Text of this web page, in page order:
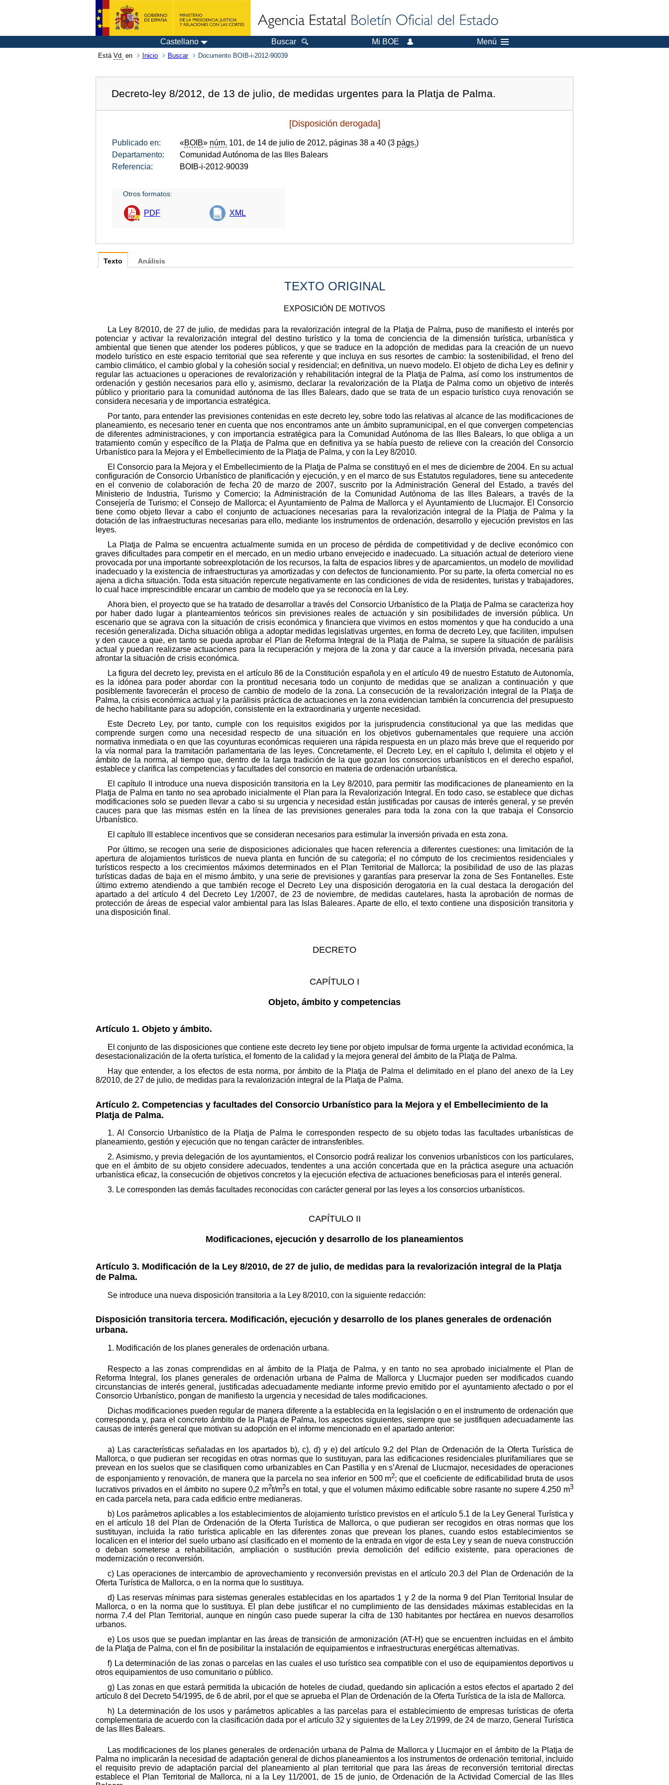
Castellano Buscar Mi BOE Menú
Está Vd. en Inicio Buscar Documento BOIB-i-2012-90039
Decreto-ley 8/2012, de 13 de julio, de medidas urgentes para la Platja de Palma.
[Disposición derogada]
Publicado en: «BOIB» núm. 101, de 14 de julio de 2012, páginas 38 a 40 (3 págs.)
Departamento:
Comunidad Autónoma de las Illes Balears
Referencia:
BOIB-i-2012-90039
Otros formatos:
PDF XML
Texto
TEXTO ORIGINAL
EXPOSICIÓN DE MOTIVOS
La Ley 8/2010, de 27 de julio, de medidas para la revalorización integral de la Platja de Palma, puso de manifiesto el interés por
potenciar y activar la revalorización integral del destino turístico y la toma de conciencia de la dimensión turística, urbanística y
ambiental que tienen que atender los poderes públicos, y que se traduce en la adopción de medidas para la creación de un nuevo
modelo turístico en este espacio territorial que sea referente y que incluya en sus resortes de cambio: la sostenibilidad, el freno del
cambio climático, el cambio global y la cohesión social y residencial; en definitiva, un nuevo modelo. El objeto de dicha Ley es definir y
regular las actuaciones u operaciones de revalorización y rehabilitación integral de la Platja de Palma, así como los instrumentos de
ordenación y gestión necesarios para ello y, asimismo, declarar la revalorización de la Platja de Palma como un objetivo de interés
público y prioritario para la comunidad autónoma de las Illes Balears, dado que se trata de un espacio turístico cuya renovación se
considera necesaria y de importancia estratégica.
Por tanto, para entender las previsiones contenidas en este decreto ley, sobre todo las relativas al alcance de las modificaciones de
planeamiento, es necesario tener en cuenta que nos encontramos ante un ámbito supramunicipal, en el que convergen competencias
de diferentes administraciones, y con importancia estratégica para la Comunidad Autónoma de las Illes Balears, lo que obliga a un
tratamiento común y específico de la Platja de Palma que en definitiva ya se había puesto de relieve con la creación del Consorcio
Urbanístico para la Mejora y el Embellecimiento de la Platja de Palma, y con la Ley 8/2010.
El Consorcio para la Mejora y el Embellecimiento de la Platja de Palma se constituyó en el mes de diciembre de 2004. En su actual
configuración de Consorcio Urbanístico de planificación y ejecución, y en el marco de sus Estatutos reguladores, tiene su antecedente
en el convenio de colaboración de fecha 20 de marzo de 2007, suscrito por la Administración General del Estado, a través del
Ministerio de Industria, Turismo y Comercio; la Administración de la Comunidad Autónoma de las Illes Balears, a través de la
Consejería de Turismo; el Consejo de Mallorca; el Ayuntamiento de Palma de Mallorca y el Ayuntamiento de Llucmajor. El Consorcio
tiene como objeto llevar a cabo el conjunto de actuaciones necesarias para la revalorización integral de la Platja de Palma y la
dotación de las infraestructuras necesarias para ello, mediante los instrumentos de ordenación, desarrollo y ejecución previstos en las
leyes.
La Platja de Palma se encuentra actualmente sumida en un proceso de pérdida de competitividad y de declive económico con
graves dificultades para competir en el mercado, en un medio urbano envejecido e inadecuado. La situación actual de deterioro viene
provocada por una importante sobreexplotación de los recursos, la falta de espacios libres y de aparcamientos, un modelo de movilidad
inadecuado y la existencia de infraestructuras ya amortizadas y con defectos de funcionamiento. Por su parte, la oferta comercial no es
ajena a dicha situación. Toda esta situación repercute negativamente en las condiciones de vida de residentes, turistas y trabajadores,
lo cual hace imprescindible encarar un cambio de modelo que ya se reconocía en la Ley.
Ahora bien, el proyecto que se ha tratado de desarrollar a través del Consorcio Urbanístico de la Platja de Palma se caracteriza hoy
por haber dado lugar a planteamientos teóricos sin previsiones reales de actuación y sin posibilidades de inversión pública. Un
escenario que se agrava con la situación de crisis económica y financiera que vivimos en estos momentos y que ha conducido a una
recesión generalizada. Dicha situación obliga a adoptar medidas legislativas urgentes, en forma de decreto Ley, que faciliten, impulsen
y den cauce a que, en tanto se pueda aprobar el Plan de Reforma Integral de la Platja de Palma, se supere la situación de parálisis
actual y puedan realizarse actuaciones para la recuperación y mejora de la zona y dar cauce a la inversión privada, necesaria para
afrontar la situación de crisis económica.
La figura del decreto ley, prevista en el artículo 86 de la Constitución española y en el artículo 49 de nuestro Estatuto de Autonomía,
es la idónea para poder abordar con la prontitud necesaria todo un conjunto de medidas que se analizan a continuación y que
posiblemente favorecerán el proceso de cambio de modelo de la zona. La consecución de la revalorización integral de la Platja de
Palma, la crisis económica actual y la parálisis práctica de actuaciones en la zona evidencian también la concurrencia del presupuesto
de hecho habilitante para su adopción, consistente en la extraordinaria y urgente necesidad.
Este Decreto Ley, por tanto, cumple con los requisitos exigidos por la jurisprudencia constitucional ya que las medidas que
comprende surgen como una necesidad respecto de una situación en los objetivos gubernamentales que requiere una acción
normativa inmediata o en que las coyunturas económicas requieren una rápida respuesta en un plazo más breve que el requerido por
la vía normal para la tramitación parlamentaria de las leyes. Concretamente, el Decreto Ley, en el capítulo I, delimita el objeto y el
ámbito de la norma, al tiempo que, dentro de la larga tradición de la que gozan los consorcios urbanísticos en el derecho español,
establece y clarifica las competencias y facultades del consorcio en materia de ordenación urbanística.
El capítulo II introduce una nueva disposición transitoria en la Ley 8/2010, para permitir las modificaciones de planeamiento en la
Platja de Palma en tanto no sea aprobado inicialmente el Plan para la Revalorización Integral. En todo caso, se establece que dichas
modificaciones solo se pueden llevar a cabo si su urgencia y necesidad están justificadas por causas de interés general, y se prevén
cauces para que las mismas estén en la línea de las previsiones generales para toda la zona con la que trabaja el Consorcio
Urbanístico.
El capítulo III establece incentivos que se consideran necesarios para estimular la inversión privada en esta zona.
Por último, se recogen una serie de disposiciones adicionales que hacen referencia a diferentes cuestiones: una limitación de la
apertura de alojamientos turísticos de nueva planta en función de su categoría; el no cómputo de los crecimientos residenciales y
turísticos respecto a los crecimientos máximos determinados en el Plan Territorial de Mallorca; la posibilidad de uso de las plazas
turísticas dadas de baja en el mismo ámbito, y una serie de previsiones y garantías para preservar la zona de Ses Fontanelles. Este
último extremo atendiendo a que también recoge el Decreto Ley una disposición derogatoria en la cual destaca la derogación del
apartado a del artículo 4 del Decreto Ley 1/2007, de 23 de noviembre, de medidas cautelares, hasta la aprobación de normas de
protección de áreas de especial valor ambiental para las Islas Baleares. Aparte de ello, el texto contiene una disposición transitoria y
una disposición final.
DECRETO
CAPÍTULO I
Objeto, ámbito y competencias
Artículo 1. Objeto y ámbito.
El conjunto de las disposiciones que contiene este decreto ley tiene por objeto impulsar de forma urgente la actividad económica, la
desestacionalización de la oferta turística, el fomento de la calidad y la mejora general del ámbito de la Platja de Palma.
Hay que entender, a los efectos de esta norma, por ámbito de la Platja de Palma el delimitado en el plano del anexo de la Ley
8/2010, de 27 de julio, de medidas para la revalorización integral de la Platja de Palma.
Artículo 2. Competencias y facultades del Consorcio Urbanístico para la Mejora y el Embellecimiento de la
Platja de Palma.
1. Al Consorcio Urbanístico de la Platja de Palma le corresponden respecto de su objeto todas las facultades urbanísticas de
planeamiento, gestión y ejecución que no tengan carácter de intransferibles.
2. Asimismo, y previa delegación de los ayuntamientos, el Consorcio podrá realizar los convenios urbanísticos con los particulares,
que en el ámbito de su objeto considere adecuados, tendentes a una acción concertada que en la práctica asegure una actuación
urbanística eficaz, la consecución de objetivos concretos y la ejecución efectiva de actuaciones beneficiosas para el interés general.
3. Le corresponden las demás facultades reconocidas con carácter general por las leyes a los consorcios urbanísticos.
CAPÍTULO II
Modificaciones, ejecución y desarrollo de los planeamientos
Artículo 3. Modificación de la Ley 8/2010, de 27 de julio, de medidas para la revalorización integral de la Platja
de Palma.
Se introduce una nueva disposición transitoria a la Ley 8/2010, con la siguiente redacción:
Disposición transitoria tercera. Modificación, ejecución y desarrollo de los planes generales de ordenación
urbana.
1. Modificación de los planes generales de ordenación urbana.
Respecto a las zonas comprendidas en al ámbito de la Platja de Palma, y en tanto no sea aprobado inicialmente el Plan de
Reforma Integral, los planes generales de ordenación urbana de Palma de Mallorca y Llucmajor pueden ser modificados cuando
circunstancias de interés general, justificadas adecuadamente mediante informe previo emitido por el ayuntamiento afectado o por el
Consorcio Urbanístico, pongan de manifiesto la urgencia y necesidad de tales modificaciones.
Dichas modificaciones pueden regular de manera diferente a la establecida en la legislación o en el instrumento de ordenación que
corresponda y, para el concreto ámbito de la Platja de Palma, los aspectos siguientes, siempre que se justifiquen adecuadamente las
causas de interés general que motivan su adopción en el informe mencionado en el apartado anterior:
a) Las características señaladas en los apartados b), c), d) y e) del artículo 9.2 del Plan de Ordenación de la Oferta Turística de
Mallorca, o que pudieran ser recogidas en otras normas que lo sustituyan, para las edificaciones residenciales plurifamiliares que se
prevean en los suelos que se clasifiquen como urbanizables en Can Pastilla y en s’Arenal de Llucmajor, necesidades de operaciones
de esponjamiento y renovación, de manera que la parcela no sea inferior en 500 m2; que el coeficiente de edificabilidad bruta de usos
lucrativos privados en el ámbito no supere 0,2 m2t/m2s en total, y que el volumen máximo edificable sobre rasante no supere 4.250 m3
en cada parcela neta, para cada edificio entre medianeras.
b) Los parámetros aplicables a los establecimientos de alojamiento turístico previstos en el artículo 5.1 de la Ley General Turística y
en el artículo 18 del Plan de Ordenación de la Oferta Turística de Mallorca, o que pudieran ser recogidos en otras normas que los
sustituyan, incluida la ratio turística aplicable en las diferentes zonas que prevean los planes, cuando estos establecimientos se
localicen en el interior del suelo urbano así clasificado en el momento de la entrada en vigor de esta Ley y sean de nueva construcción
o deban someterse a rehabilitación, ampliación o sustitución previa demolición del edificio existente, para operaciones de
modernización o reconversión.
c) Las operaciones de intercambio de aprovechamiento y reconversión previstas en el artículo 20.3 del Plan de Ordenación de la
Oferta Turística de Mallorca, o en la norma que lo sustituya.
d) Las reservas mínimas para sistemas generales establecidas en los apartados 1 y 2 de la norma 9 del Plan Territorial Insular de
Mallorca, o en la norma que lo sustituya. El plan debe justificar el no cumplimiento de las densidades máximas establecidas en la
norma 7.4 del Plan Territorial, aunque en ningún caso puede superar la cifra de 130 habitantes por hectárea en nuevos desarrollos
urbanos.
e) Los usos que se puedan implantar en las áreas de transición de armonización (AT-H) que se encuentren incluidas en el ámbito
de la Platja de Palma, con el fin de posibilitar la instalación de equipamientos e infraestructuras energéticas alternativas.
f) La determinación de las zonas o parcelas en las cuales el uso turístico sea compatible con el uso de equipamientos deportivos u
otros equipamientos de uso comunitario o público.
g) Las zonas en que estará permitida la ubicación de hoteles de ciudad, quedando sin aplicación a estos efectos el apartado 2 del
artículo 8 del Decreto 54/1995, de 6 de abril, por el que se aprueba el Plan de Ordenación de la Oferta Turística de la isla de Mallorca.
h) La determinación de los usos y parámetros aplicables a las parcelas para el establecimiento de empresas turísticas de oferta
complementaria de acuerdo con la clasificación dada por el artículo 32 y siguientes de la Ley 2/1999, de 24 de marzo, General Turística
de las Illes Balears.
Las modificaciones de los planes generales de ordenación urbana de Palma de Mallorca y Llucmajor en el ámbito de la Platja de
Palma no implicarán la necesidad de adaptación general de dichos planeamientos a los instrumentos de ordenación territorial, incluido
el requisito previo de adaptación parcial del planeamiento al plan territorial que para las áreas de reconversión territorial directas
establece el Plan Territorial de Mallorca, ni a la Ley 11/2001, de 15 de junio, de Ordenación de la Actividad Comercial de las Illes
Análisis